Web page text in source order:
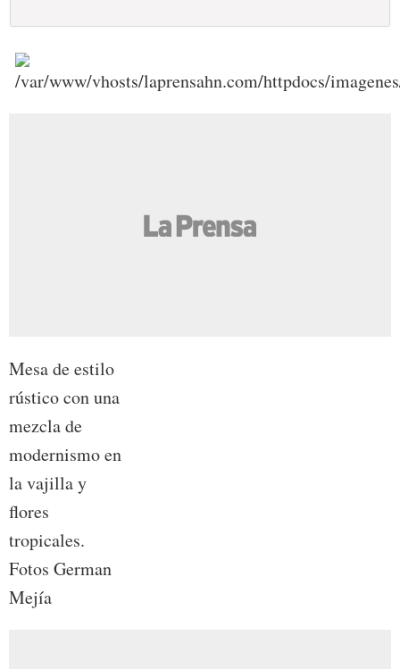
Mesa de estilo
rústico con una
mezcla de
modernismo en
la vajilla y
flores
tropicales.
Fotos German
Mejía